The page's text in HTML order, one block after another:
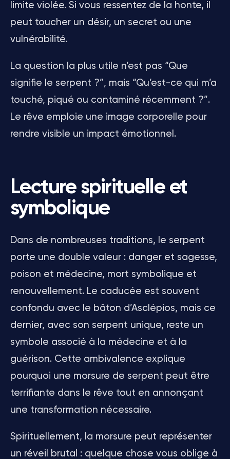
limite violée. Si vous ressentez de la honte, il
peut toucher un désir, un secret ou une
vulnérabilité.
La question la plus utile n’est pas “Que
signifie le serpent ?”, mais “Qu’est-ce qui m’a
touché, piqué ou contaminé récemment ?”.
Le rêve emploie une image corporelle pour
rendre visible un impact émotionnel.
Lecture spirituelle et
symbolique
Dans de nombreuses traditions, le serpent
porte une double valeur : danger et sagesse,
poison et médecine, mort symbolique et
renouvellement. Le caducée est souvent
confondu avec le bâton d’Asclépios, mais ce
dernier, avec son serpent unique, reste un
symbole associé à la médecine et à la
guérison. Cette ambivalence explique
pourquoi une morsure de serpent peut être
terrifiante dans le rêve tout en annonçant
une transformation nécessaire.
Spirituellement, la morsure peut représenter
un réveil brutal : quelque chose vous oblige à